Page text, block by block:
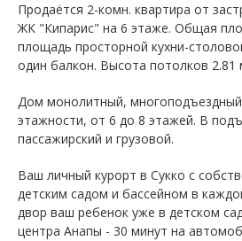
Продаётся 2-комн. квартира от
ЖК "Кипарис" на 6 этаже. Общая
площадь просторной кухни-
один балкон. Высота потолков 2.81
Дом монолитный,
этажности, от 6 до 8 этажей. B
пассажирский и грузовой.
Ваш личный курорт в Сукко с
детским садом и бассейном в
двор ваш ребенок уже в детском
центра Анапы - 30 минут на